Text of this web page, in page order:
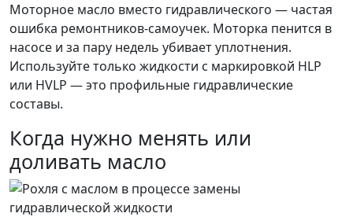
Моторное масло вместо гидравлического — частая
ошибка ремонтников-самоучек. Моторка пенится в
насосе и за пару недель убивает уплотнения.
Используйте только жидкости с маркировкой HLP
или HVLP — это профильные гидравлические
составы.
Когда нужно менять или
доливать масло